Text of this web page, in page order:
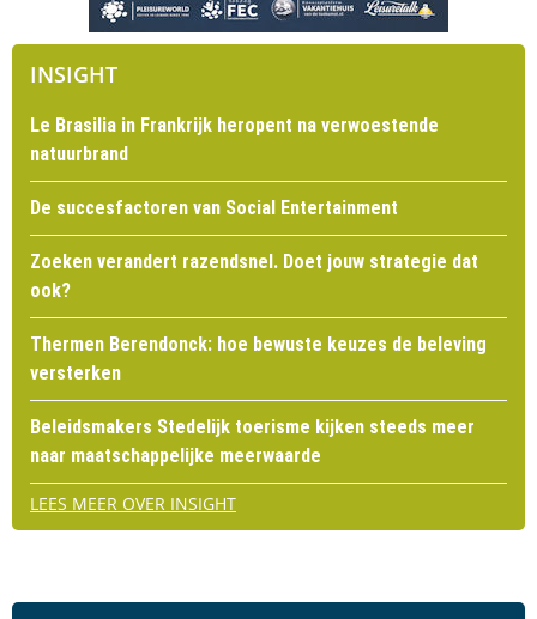
INSIGHT
Le Brasilia in Frankrijk heropent na verwoestende
natuurbrand
De succesfactoren van Social Entertainment
Zoeken verandert razendsnel. Doet jouw strategie dat
ook?
Thermen Berendonck: hoe bewuste keuzes de beleving
versterken
Beleidsmakers Stedelijk toerisme kijken steeds meer
naar maatschappelijke meerwaarde
LEES MEER OVER INSIGHT